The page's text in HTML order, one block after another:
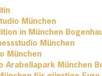
München
in München
München
München
Arabellapark München